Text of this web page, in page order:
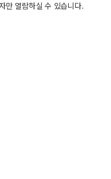
만 열람하실 수 있습니다.